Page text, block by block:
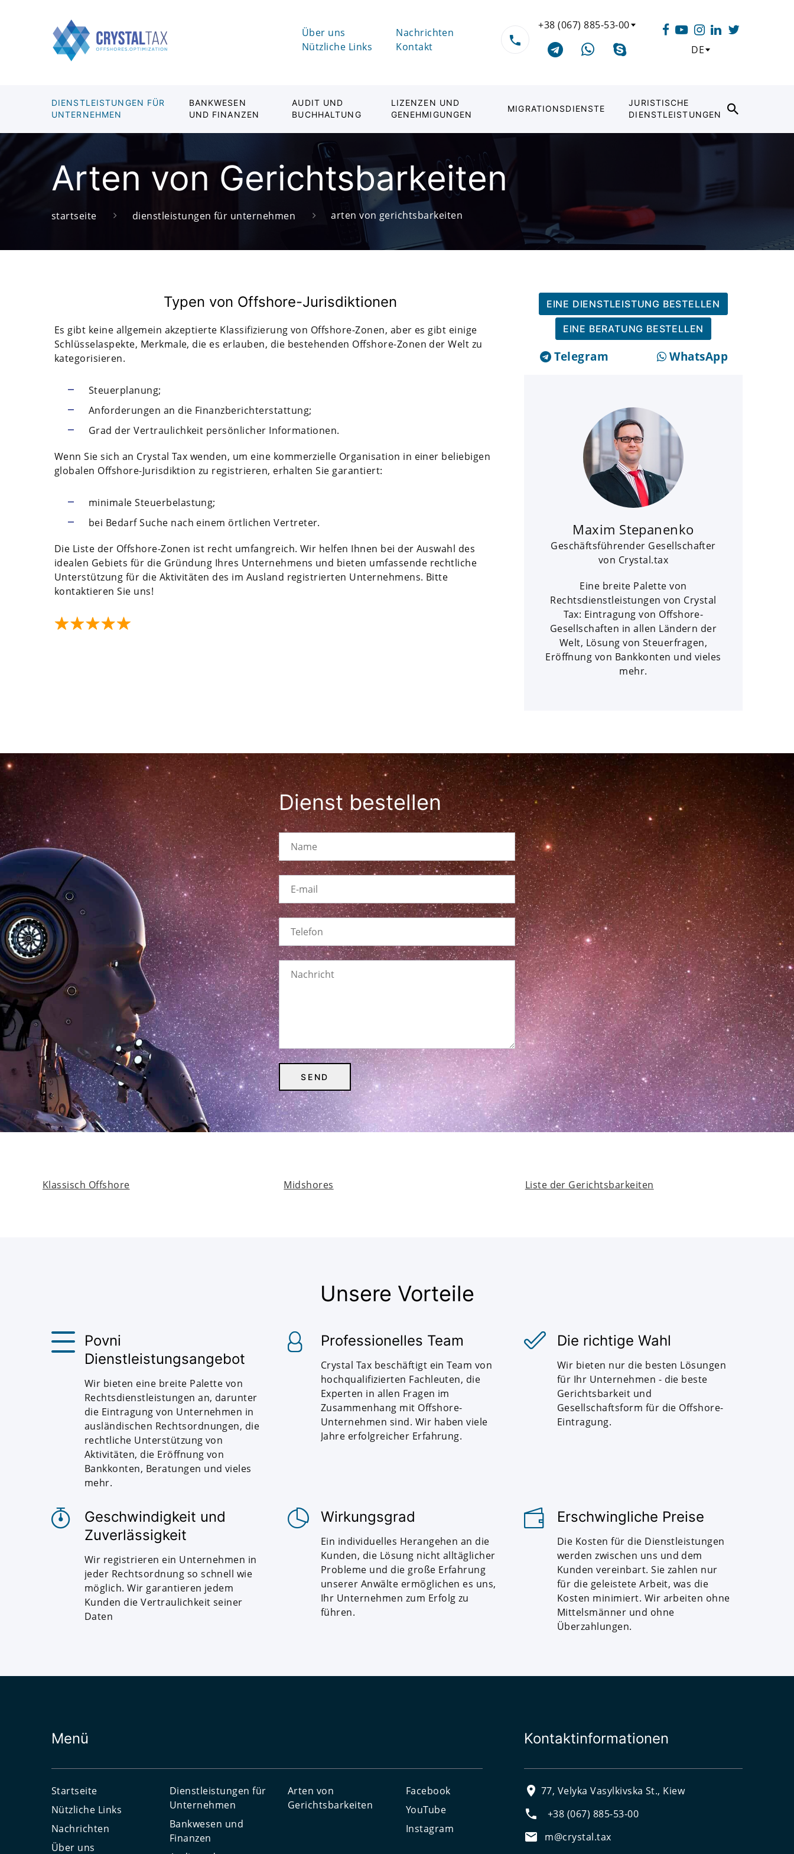
Über uns
Nützliche Links
Nachrichten
Kontakt
+38 (067) 885-53-00
DE
DIENSTLEISTUNGEN FÜR
UNTERNEHMEN
BANKWESEN
UND FINANZEN
AUDIT UND
BUCHHALTUNG
LIZENZEN UND
GENEHMIGUNGEN
MIGRATIONSDIENSTE
JURISTISCHE
DIENSTLEISTUNGEN
Arten von Gerichtsbarkeiten
startseite dienstleistungen für unternehmen arten von gerichtsbarkeiten
Typen von Offshore-Jurisdiktionen
Es gibt keine allgemein akzeptierte Klassifizierung von Offshore-Zonen, aber es gibt einige
Schlüsselaspekte, Merkmale, die es erlauben, die bestehenden Offshore-Zonen der Welt zu
kategorisieren.
Steuerplanung;
Anforderungen an die Finanzberichterstattung;
Grad der Vertraulichkeit persönlicher Informationen.
Wenn Sie sich an Crystal Tax wenden, um eine kommerzielle Organisation in einer beliebigen
globalen Offshore-Jurisdiktion zu registrieren, erhalten Sie garantiert:
minimale Steuerbelastung;
bei Bedarf Suche nach einem örtlichen Vertreter.
Die Liste der Offshore-Zonen ist recht umfangreich. Wir helfen Ihnen bei der Auswahl des
idealen Gebiets für die Gründung Ihres Unternehmens und bieten umfassende rechtliche
Unterstützung für die Aktivitäten des im Ausland registrierten Unternehmens. Bitte
kontaktieren Sie uns!
EINE DIENSTLEISTUNG BESTELLEN
EINE BERATUNG BESTELLEN
Telegram WhatsApp
Maxim Stepanenko
Geschäftsführender Gesellschafter
von Crystal.tax
Eine breite Palette von
Rechtsdienstleistungen von Crystal
Tax: Eintragung von Offshore-
Gesellschaften in allen Ländern der
Welt, Lösung von Steuerfragen,
Eröffnung von Bankkonten und vieles
mehr.
Dienst bestellen
Klassisch Offshore Midshores Liste der Gerichtsbarkeiten
Unsere Vorteile
Povni
Dienstleistungsangebot
Wir bieten eine breite Palette von
Rechtsdienstleistungen an, darunter
die Eintragung von Unternehmen in
ausländischen Rechtsordnungen, die
rechtliche Unterstützung von
Aktivitäten, die Eröffnung von
Bankkonten, Beratungen und vieles
mehr.
Professionelles Team
Crystal Tax beschäftigt ein Team von
hochqualifizierten Fachleuten, die
Experten in allen Fragen im
Zusammenhang mit Offshore-
Unternehmen sind. Wir haben viele
Jahre erfolgreicher Erfahrung.
Die richtige Wahl
Wir bieten nur die besten Lösungen
für Ihr Unternehmen - die beste
Gerichtsbarkeit und
Gesellschaftsform für die Offshore-
Eintragung.
Geschwindigkeit und
Zuverlässigkeit
Wir registrieren ein Unternehmen in
jeder Rechtsordnung so schnell wie
möglich. Wir garantieren jedem
Kunden die Vertraulichkeit seiner
Daten
Wirkungsgrad
Ein individuelles Herangehen an die
Kunden, die Lösung nicht alltäglicher
Probleme und die große Erfahrung
unserer Anwälte ermöglichen es uns,
Ihr Unternehmen zum Erfolg zu
führen.
Erschwingliche Preise
Die Kosten für die Dienstleistungen
werden zwischen uns und dem
Kunden vereinbart. Sie zahlen nur
für die geleistete Arbeit, was die
Kosten minimiert. Wir arbeiten ohne
Mittelsmänner und ohne
Überzahlungen.
Menü
Startseite
Nützliche Links
Nachrichten
Über uns
Dienstleistungen für
Unternehmen
Bankwesen und
Finanzen
Arten von
Gerichtsbarkeiten
Facebook
YouTube
Instagram
Kontaktinformationen
77, Velyka Vasylkivska St., Kiew
+38 (067) 885-53-00
m@crystal.tax